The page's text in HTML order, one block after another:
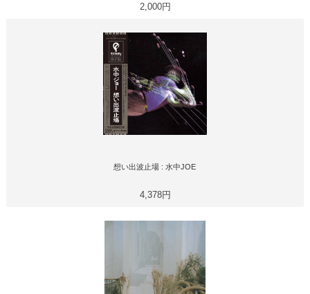
2,000円
想い出波止場 : 水中JOE
4,378円